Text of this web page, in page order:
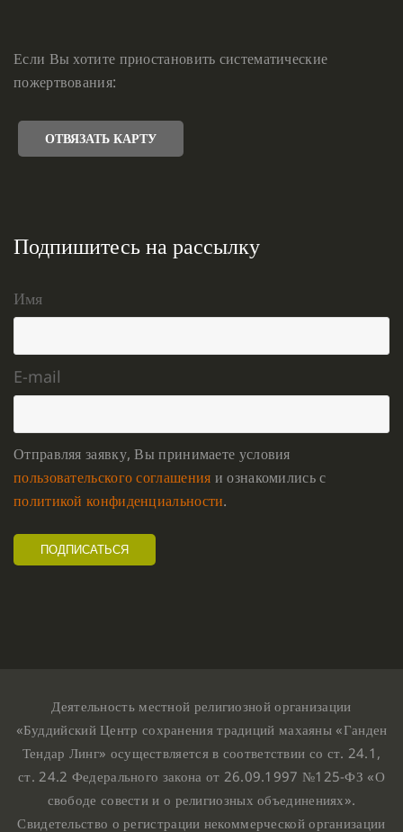
Если Вы хотите приостановить систематические
пожертвования:
ОТВЯЗАТЬ КАРТУ
Подпишитесь на рассылку
Имя
E-mail
Отправляя заявку, Вы принимаете условия
пользовательского соглашения и ознакомились с
политикой конфиденциальности.
Деятельность местной религиозной организации
«Буддийский Центр сохранения традиций махаяны «Ганден
Тендар Линг» осуществляется в соответствии со ст. 24.1,
ст. 24.2 Федерального закона от 26.09.1997 №125-ФЗ «О
свободе совести и о религиозных объединениях».
Свидетельство о регистрации некоммерческой организации